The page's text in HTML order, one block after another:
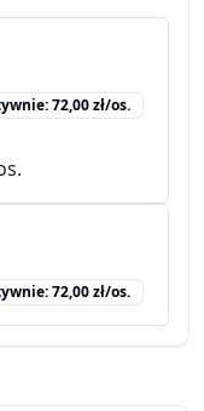
72,00 zł/os.
72,00 zł/os.